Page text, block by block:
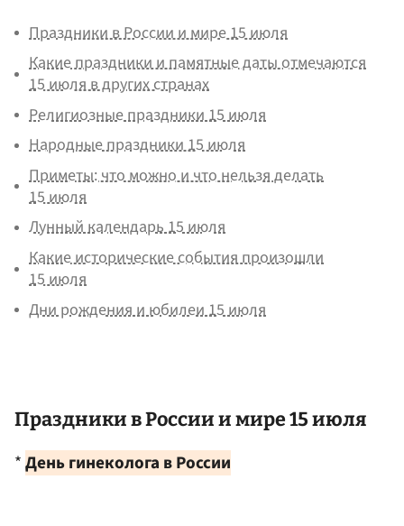
Праздники в России и мире 15 июля
Какие праздники и памятные даты отмечаются
15 июля в других странах
Религиозные праздники 15 июля
Народные праздники 15 июля
Приметы: что можно и что нельзя делать
15 июля
Лунный календарь 15 июля
Какие исторические события произошли
15 июля
Дни рождения и юбилеи 15 июля
Праздники в России и мире 15 июля
*День гинеколога в России